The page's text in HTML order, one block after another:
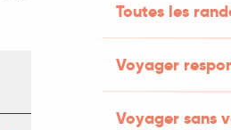
Toutes les
Voyager
Voyager sans